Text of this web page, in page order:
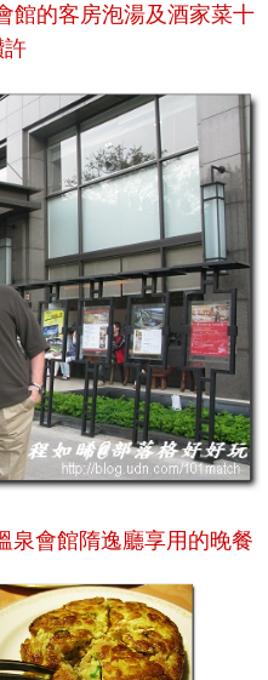
館的客房泡湯及酒家菜十
許
泉會館隋逸廳享用的晚餐